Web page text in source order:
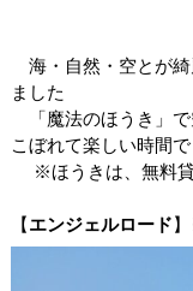
海・自然・空とが綺
ました
「魔法のほうき」
こぼれて楽しい時間で
※ほうきは、無料貸
【エンジェルロード